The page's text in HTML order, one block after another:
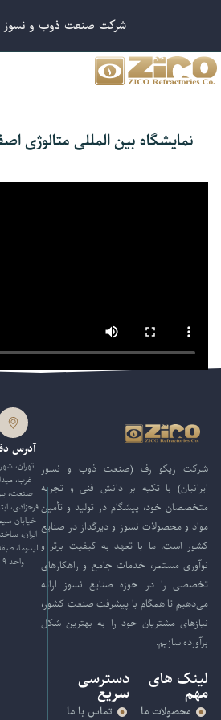
شرکت صنعت ذوب و نسوز
نمایشگاه بین المللی متالوژی
شرکت زیکو رف (صنعت ذوب و نسوز
ایرانیان) با تکیه بر دانش فنی و تجربه
متخصصان خود، پیشگام در تولید و تأمین
مواد و محصولات نسوز و دیرگداز در صنایع
کشور است. ما با تعهد به کیفیت برتر و
نوآوری مستمر، خدمات جامع و راهکارهای
تخصصی را در حوزه صنایع نسوز ارائه
می‌دهیم تا همگام با پیشرفت صنعت کشور،
نیازهای مشتریان خود را به بهترین شکل
برآورده سازیم.
لینک های
مهم
محصولات ما
دسترسی
سریع
تماس با ما
آدرس
تهران،
غرب،
صنعت،
فرحزادی،
خیابان
ایران،
واحد ۹